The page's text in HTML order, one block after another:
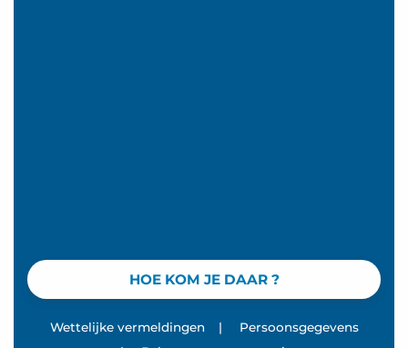
HOE KOM JE DAAR ?
Wettelijke vermeldingen |
Persoonsgegevens